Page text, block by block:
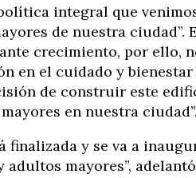
integral que
de nuestra ciudad”.
crecimiento, por ello,
en el cuidado y
de construir este
en nuestra ciudad”.
finalizada y se va a
mayores”,